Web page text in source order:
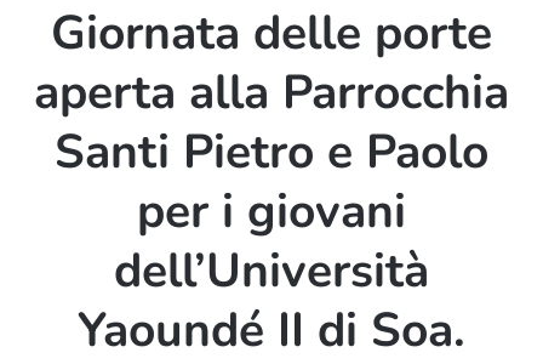
Giornata delle porte
aperta alla Parrocchia
Santi Pietro e Paolo
per i giovani
dell’Università
Yaoundé II di Soa.